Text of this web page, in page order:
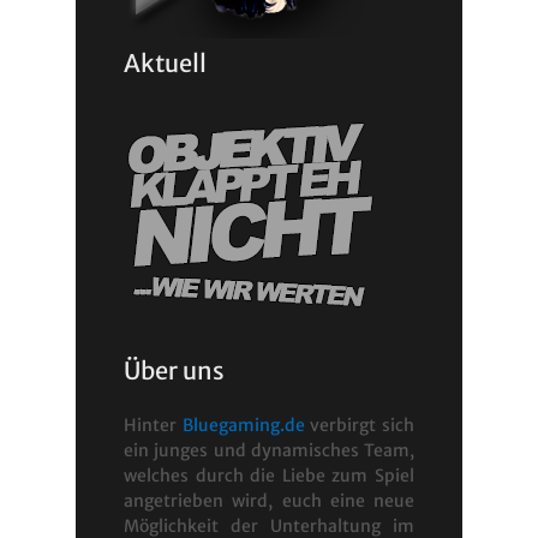
Aktuell
Über uns
Hinter Bluegaming.de verbirgt sich
ein junges und dynamisches Team,
welches durch die Liebe zum Spiel
angetrieben wird, euch eine neue
Möglichkeit der Unterhaltung im